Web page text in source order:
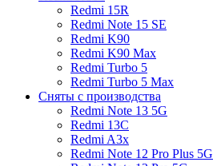
Redmi 15R
Redmi Note 15 SE
Redmi K90
Redmi K90 Max
Redmi Turbo 5
Redmi Turbo 5 Max
Сняты с производства
Redmi Note 13 5G
Redmi 13C
Redmi A3x
Redmi Note 12 Pro Plus 5G